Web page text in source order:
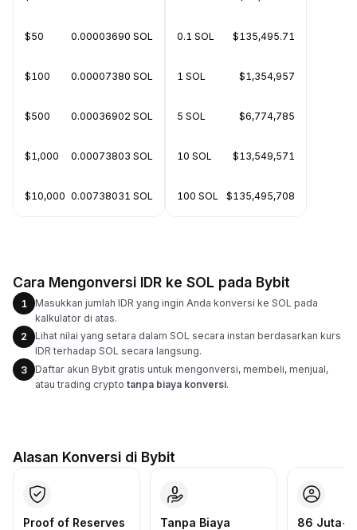
$50 0.00003690 SOL
$100 0.00007380 SOL
$500 0.00036902 SOL
$1,000 0.00073803 SOL
$10,000 0.00738031 SOL
0.1 SOL $135,495.71
1 SOL $1,354,957
5 SOL $6,774,785
10 SOL $13,549,571
100 SOL $135,495,708
Cara Mengonversi IDR ke SOL pada Bybit
1
Masukkan jumlah IDR yang ingin Anda konversi ke SOL pada
kalkulator di atas.
2
Lihat nilai yang setara dalam SOL secara instan berdasarkan kurs
IDR terhadap SOL secara langsung.
3
Daftar akun Bybit gratis untuk mengonversi, membeli, menjual,
atau trading crypto tanpa biaya konversi.
Alasan Konversi di Bybit
Proof of Reserves
Tanpa Biaya
86 Juta+